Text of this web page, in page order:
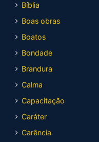
Bíblia
Boas obras
Boatos
Bondade
Brandura
Calma
Capacitação
Caráter
Carência